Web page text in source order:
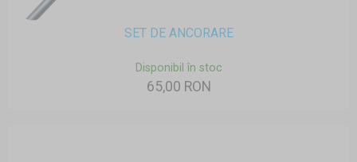
SET DE ANCORARE
Disponibil în stoc
65,00 RON